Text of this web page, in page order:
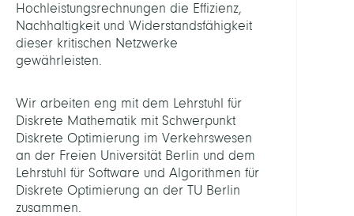
Hochleistungsrechnungen die Effizienz,
Nachhaltigkeit und Widerstandsfähigkeit
dieser kritischen Netzwerke
gewährleisten.
Wir arbeiten eng mit dem Lehrstuhl für
Diskrete Mathematik mit Schwerpunkt
Diskrete Optimierung im Verkehrswesen
an der Freien Universität Berlin und dem
Lehrstuhl für Software und Algorithmen für
Diskrete Optimierung an der TU Berlin
zusammen.